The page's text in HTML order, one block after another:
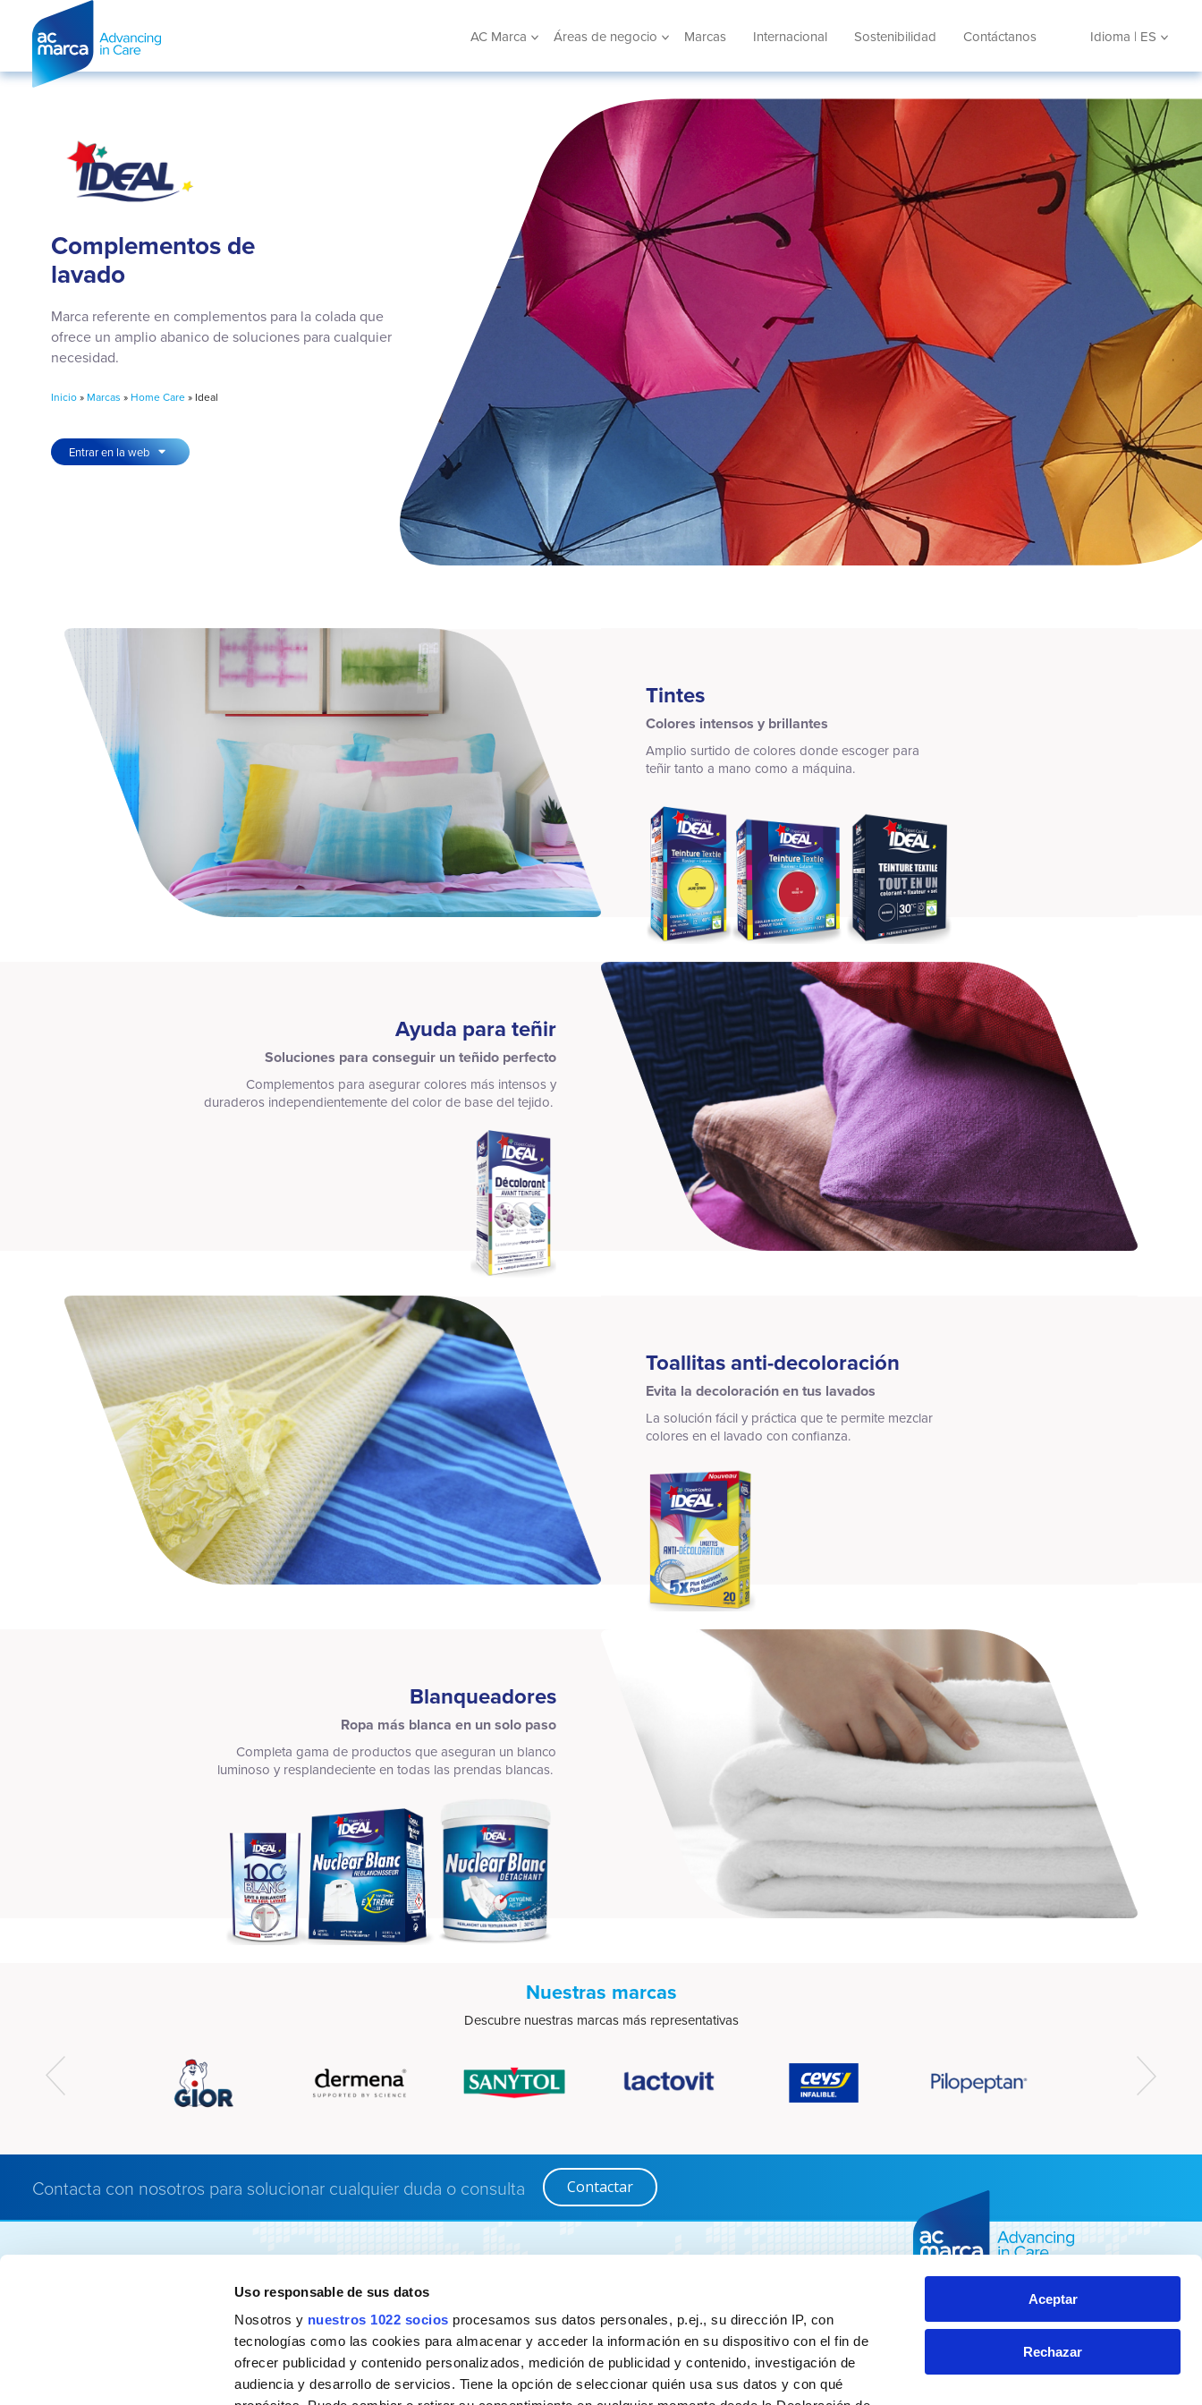
Uso responsable de sus datos
Nosotros y nuestros 1022 socios procesamos sus datos personales, p.ej., su dirección IP, con
tecnologías como las cookies para almacenar y acceder la información en su dispositivo con el fin de
ofrecer publicidad y contenido personalizados, medición de publicidad y contenido, investigación de
audiencia y desarrollo de servicios. Tiene la opción de seleccionar quién usa sus datos y con qué
Aceptar
Rechazar
AC Marca Áreas de negocio Marcas Internacional Sostenibilidad Contáctanos Idioma | ES
Complementos de
lavado
Marca referente en complementos para la colada que
ofrece un amplio abanico de soluciones para cualquier
necesidad.
Inicio» Marcas » Home Care» Ideal
Entrar en la web
Tintes
Colores intensos y brillantes
Amplio surtido de colores donde escoger para
teñir tanto a mano como a máquina.
Ayuda para teñir
Soluciones para conseguir un teñido perfecto
Complementos para asegurar colores más intensos y
duraderos independientemente del color de base del tejido.
Toallitas anti-decoloración
Evita la decoloración en tus lavados
La solución fácil y práctica que te permite mezclar
colores en el lavado con confianza.
Blanqueadores
Ropa más blanca en un solo paso
Completa gama de productos que aseguran un blanco
luminoso y resplandeciente en todas las prendas blancas.
Nuestras marcas
Descubre nuestras marcas más representativas
Contacta con nosotros para solucionar cualquier duda o consulta Contactar
Home Care
Personal Care
Adhesives
Dermocosmetics
Internacional
Contáctanos
Av. del Carrilet, 293, 297,